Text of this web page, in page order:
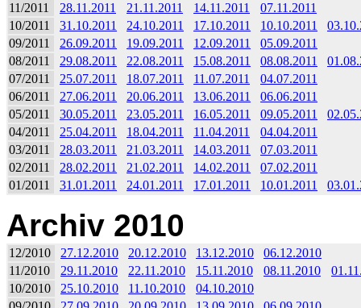
11/2011 28.11.2011 21.11.2011 14.11.2011
07.11.2011
10/2011
31.10.2011 24.10.2011 17.10.2011 10.10.2011
09/2011
26.09.2011 19.09.2011 12.09.2011
05.09.2011
08/2011
29.08.2011 22.08.2011 15.08.2011 08.08.2011
07/2011
25.07.2011 18.07.2011 11.07.2011
04.07.2011
06/2011
27.06.2011 20.06.2011 13.06.2011
06.06.2011
05/2011
30.05.2011 23.05.2011 16.05.2011 09.05.2011
04/2011
25.04.2011 18.04.2011 11.04.2011
04.04.2011
03/2011
28.03.2011 21.03.2011 14.03.2011
07.03.2011
02/2011
28.02.2011 21.02.2011 14.02.2011
07.02.2011
01/2011
31.01.2011 24.01.2011 17.01.2011 10.01.2011
Archiv 2010
12/2010 27.12.2010 20.12.2010 13.12.2010
06.12.2010
11/2010
29.11.2010 22.11.2010 15.11.2010 08.11.2010
10/2010
25.10.2010 11.10.2010
04.10.2010